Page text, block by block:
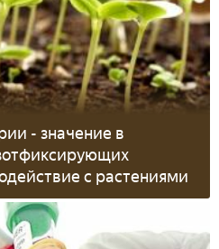
- значение в
взаимодействие с растениями